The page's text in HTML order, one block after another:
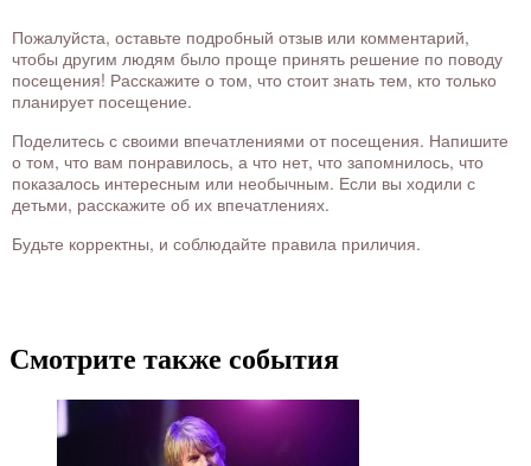
Пожалуйста, оставьте подробный отзыв или комментарий,
чтобы другим людям было проще принять решение по поводу
посещения! Расскажите о том, что стоит знать тем, кто только
планирует посещение.
Поделитесь с своими впечатлениями от посещения. Напишите
о том, что вам понравилось, а что нет, что запомнилось, что
показалось интересным или необычным. Если вы ходили с
детьми, расскажите об их впечатлениях.
Будьте корректны, и соблюдайте правила приличия.
Смотрите также события